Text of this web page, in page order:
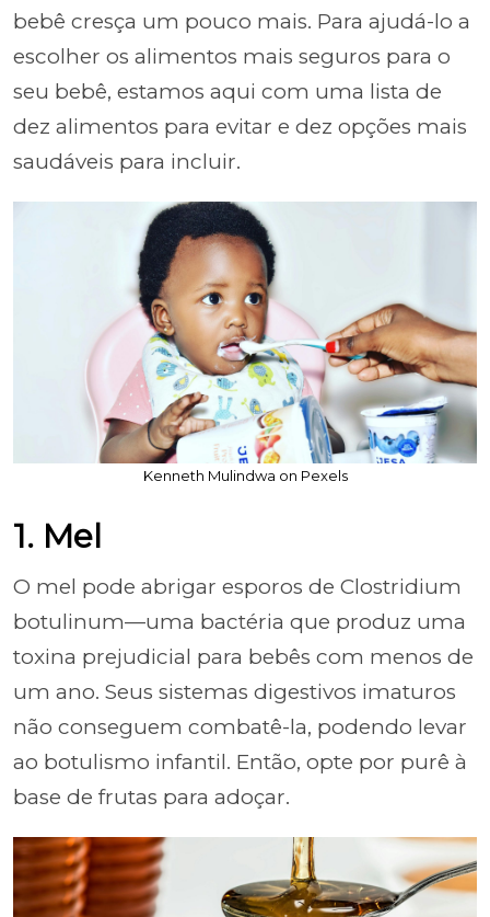
bebê cresça um pouco mais. Para ajudá-lo a
escolher os alimentos mais seguros para o
seu bebê, estamos aqui com uma lista de
dez alimentos para evitar e dez opções mais
saudáveis para incluir.
Kenneth Mulindwa on Pexels
1. Mel
O mel pode abrigar esporos de Clostridium
botulinum—uma bactéria que produz uma
toxina prejudicial para bebês com menos de
um ano. Seus sistemas digestivos imaturos
não conseguem combatê-la, podendo levar
ao botulismo infantil. Então, opte por purê à
base de frutas para adoçar.